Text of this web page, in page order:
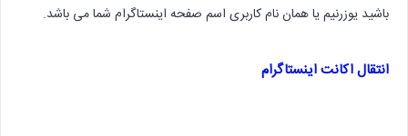
باشید یوزرنیم یا همان نام کاربری اسم صفحه اینستاگرام شما می باشد.
انتقال اکانت اینستاگرام